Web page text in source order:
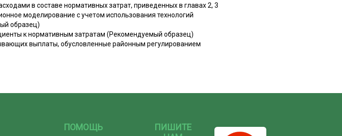
в составе нормативных затрат, приведенных в главах 2, 3
моделирование с учетом использования технологий
образец)
к нормативным затратам (Рекомендуемый образец)
выплаты, обусловленные районным регулированием
ПОМОЩЬ
ПИШИТЕ